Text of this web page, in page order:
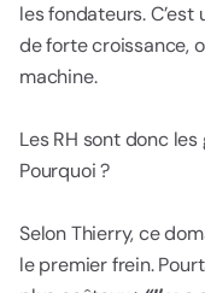
les fondateurs.
de forte croissance,
machine.
Les RH sont donc
Pourquoi ?
Selon Thierry, ce
le premier frein.